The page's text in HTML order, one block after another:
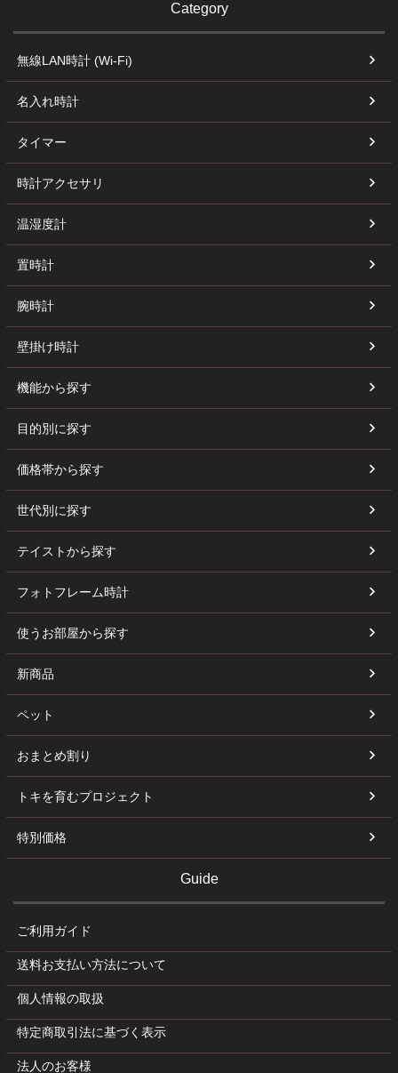
Category
無線LAN時計 (Wi-Fi)
名入れ時計
タイマー
時計アクセサリ
温湿度計
置時計
腕時計
壁掛け時計
機能から探す
目的別に探す
価格帯から探す
世代別に探す
テイストから探す
フォトフレーム時計
使うお部屋から探す
新商品
ペット
おまとめ割り
トキを育むプロジェクト
特別価格
Guide
ご利用ガイド
送料お支払い方法について
個人情報の取扱
特定商取引法に基づく表示
法人のお客様